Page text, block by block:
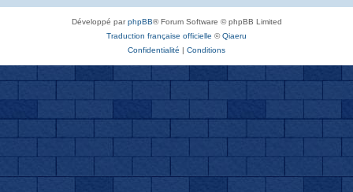
Développé parphpBB® Forum Software © phpBB Limited
Traduction française officielle ©Qiaeru
Confidentialité | Conditions